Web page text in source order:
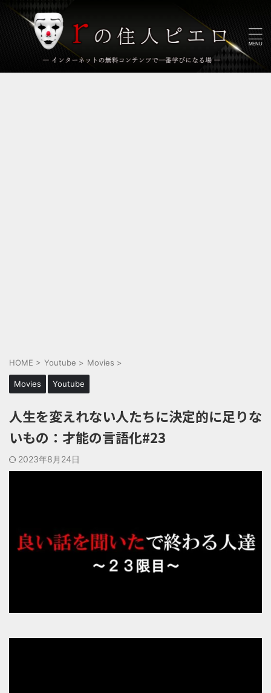
HOME > Youtube > Movies >
Movies Youtube
人生を変えれない人たちに決定的に足りな
いもの：才能の言語化#23
2023年8月24日